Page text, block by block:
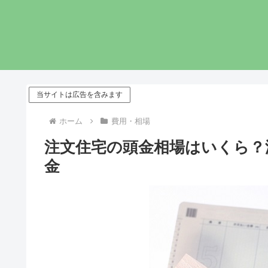
当サイトは広告を含みます
ホーム 費用・相場
注文住宅の頭金相場はいくら
金